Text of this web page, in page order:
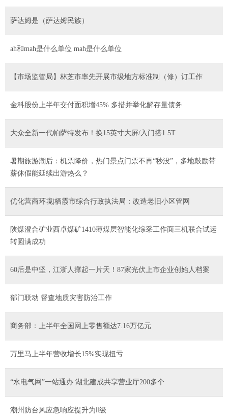
萨达姆是（萨达姆民族）
ah和mah是什么单位 mah是什么单位
【市场监管局】林芝市率先开展市级地方标准制（修）订工作
金科股份上半年交付面积增45% 多措并举化解存量债务
大众全新一代帕萨特发布！换15英寸大屏/入门搭1.5T
暑期旅游潮后：机票降价，热门景点门票不再“秒没”，多地鼓励带
薪休假能延续出游热么？
优化营商环境|栖霞市综合行政执法局：改造老旧小区管网
陕煤澄合矿业西卓煤矿1410薄煤层智能化综采工作面三机联合试运
转圆满成功
60后是中坚，江浙人撑起一片天！87家光伏上市企业创始人档案
部门联动 督查地质灾害防治工作
商务部：上半年全国网上零售额达7.16万亿元
万里马上半年营收增长15%实现扭亏
“水电气网”一站通办 湖北建成共享营业厅200多个
潮州防台风应急响应提升为Ⅱ级